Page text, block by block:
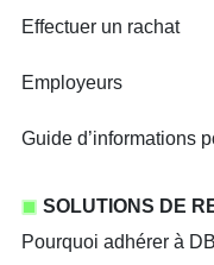
Effectuer un rachat
Employeurs
Guide d’informations
SOLUTIONS DE
Pourquoi adhérer à